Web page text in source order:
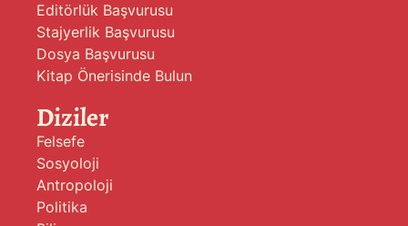
Editörlük Başvurusu
Stajyerlik Başvurusu
Dosya Başvurusu
Kitap Önerisinde Bulun
Diziler
Felsefe
Sosyoloji
Antropoloji
Politika